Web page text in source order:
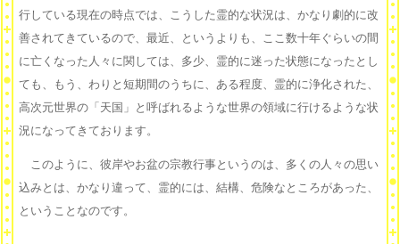
行している現在の時点では、こうした霊的な状況は、かなり劇的に改
善されてきているので、最近、というよりも、ここ数十年ぐらいの間
に亡くなった人々に関しては、多少、霊的に迷った状態になったとし
ても、もう、わりと短期間のうちに、ある程度、霊的に浄化された、
高次元世界の「天国」と呼ばれるような世界の領域に行けるような状
況になってきております。
このように、彼岸やお盆の宗教行事というのは、多くの人々の思い
込みとは、かなり違って、霊的には、結構、危険なところがあった、
ということなのです。